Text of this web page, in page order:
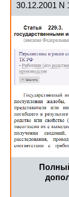
30.12.2001 N